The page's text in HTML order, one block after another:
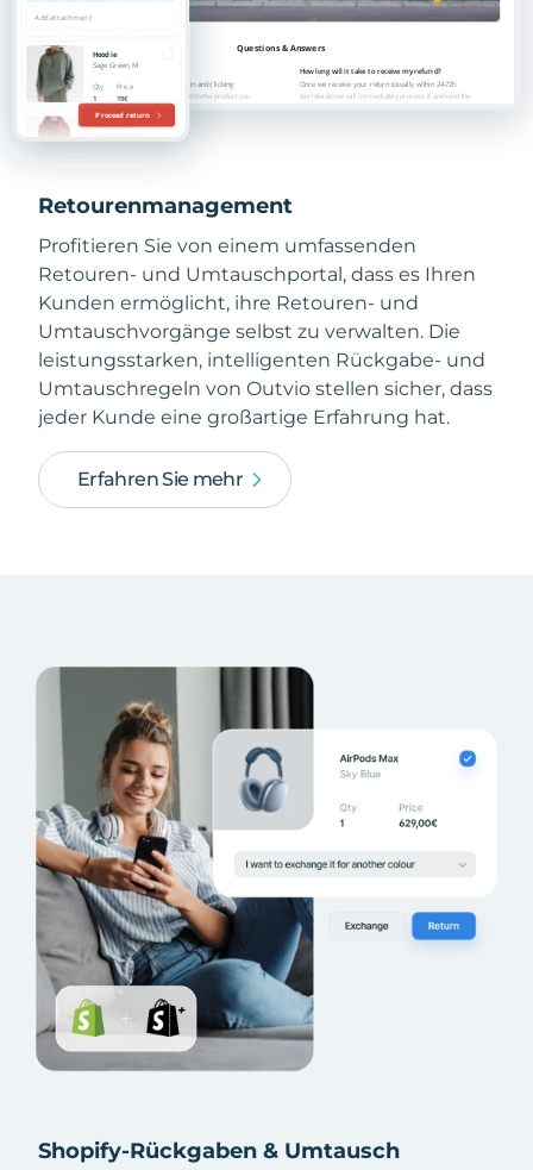
Retourenmanagement
Profitieren Sie von einem umfassenden
Retouren- und Umtauschportal, dass es Ihren
Kunden ermöglicht, ihre Retouren- und
Umtauschvorgänge selbst zu verwalten. Die
leistungsstarken, intelligenten Rückgabe- und
Umtauschregeln von Outvio stellen sicher, dass
jeder Kunde eine großartige Erfahrung hat.
Erfahren Sie mehr
Shopify-Rückgaben & Umtausch